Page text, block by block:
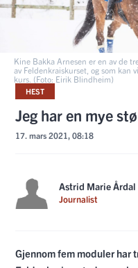
Kine Bakka Arnesen er en av de
av Feldenkraiskurset, og som
kurs. (Foto: Eirik Blindheim)
HEST
Jeg har en mye
17. mars 2021, 08:18
Astrid Marie Årdal
Journalist
Gjennom fem moduler